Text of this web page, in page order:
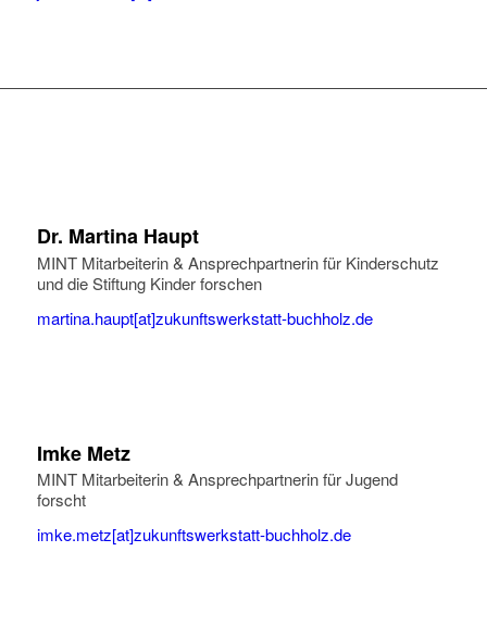
Dr. Martina Haupt
MINT Mitarbeiterin & Ansprechpartnerin für Kinderschutz
und die Stiftung Kinder forschen
martina.haupt[at]zukunftswerkstatt-buchholz.de
Imke Metz
MINT Mitarbeiterin & Ansprechpartnerin für Jugend
forscht
imke.metz[at]zukunftswerkstatt-buchholz.de